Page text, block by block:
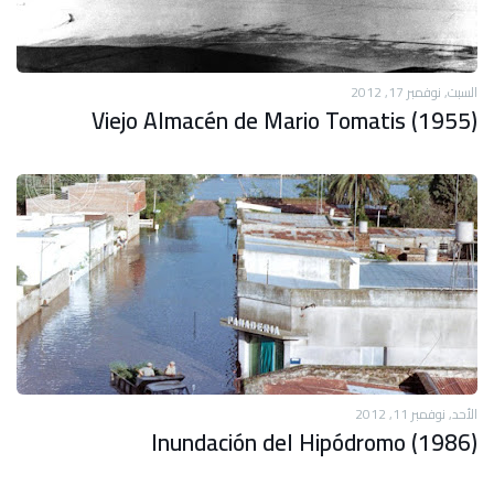
السبت, نوفمبر 17, 2012
Viejo Almacén de Mario Tomatis (1955)
الأحد, نوفمبر 11, 2012
Inundación del Hipódromo (1986)